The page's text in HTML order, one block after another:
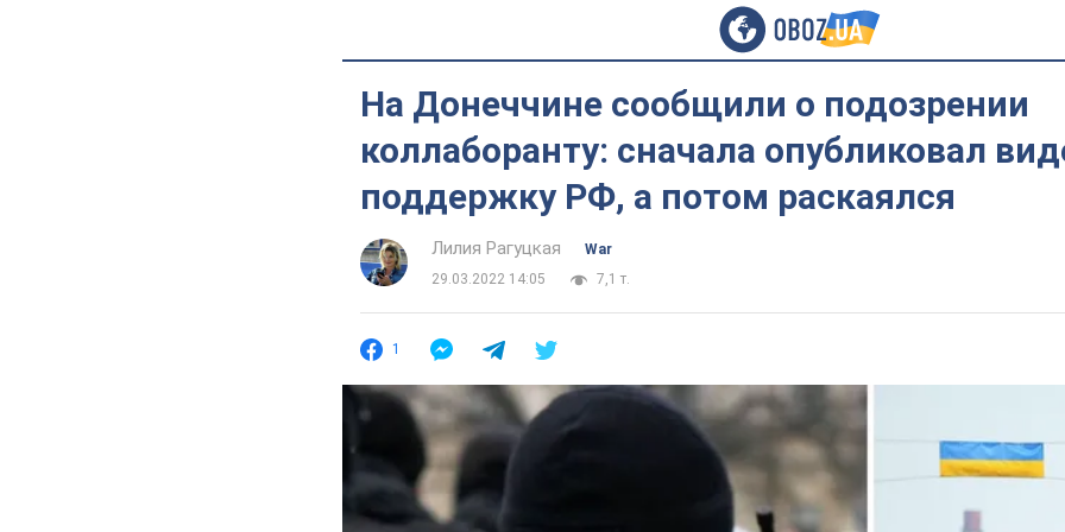
На Донеччине сообщили о подозрении
коллаборанту: сначала опубликовал
поддержку РФ, а потом раскаялся
Лилия Рагуцкая
War
29.03.2022 14:05
7,1 т.
1